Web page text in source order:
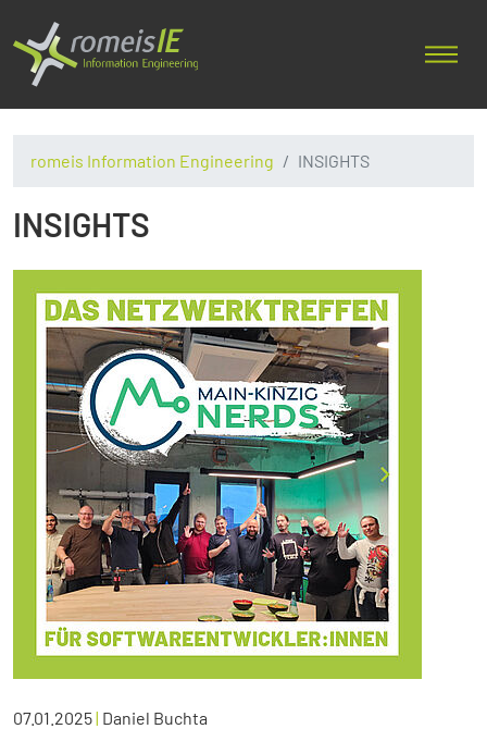
romeis Information Engineering INSIGHTS
INSIGHTS
07.01.2025| Daniel Buchta